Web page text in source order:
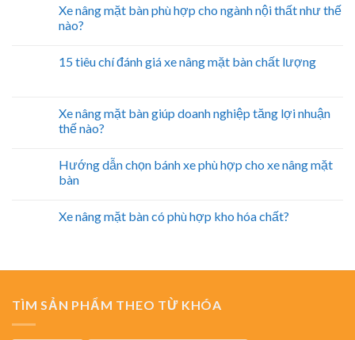
Xe nâng mặt bàn phù hợp cho ngành nội thất như thế
nào?
15 tiêu chí đánh giá xe nâng mặt bàn chất lượng
Xe nâng mặt bàn giúp doanh nghiệp tăng lợi nhuận
thế nào?
Hướng dẫn chọn bánh xe phù hợp cho xe nâng mặt
bàn
Xe nâng mặt bàn có phù hợp kho hóa chất?
TÌM SẢN PHẨM THEO TỪ KHÓA